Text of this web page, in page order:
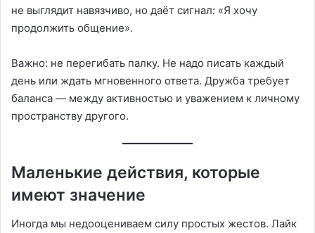
не выглядит навязчиво, но даёт сигнал: «Я хочу
продолжить общение».
Важно: не перегибать палку. Не надо писать каждый
день или ждать мгновенного ответа. Дружба требует
баланса — между активностью и уважением к личному
пространству другого.
Маленькие действия, которые
имеют значение
Иногда мы недооцениваем силу простых жестов. Лайк